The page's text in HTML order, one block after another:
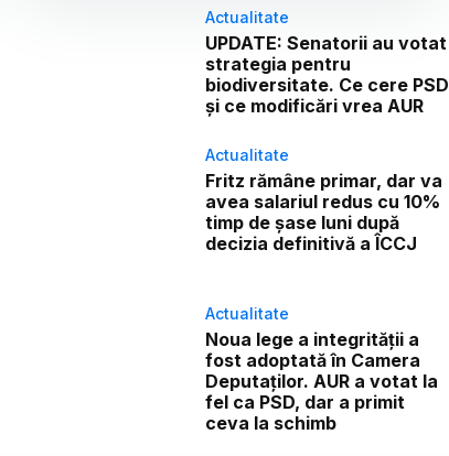
Actualitate
UPDATE: Senatorii au votat
strategia pentru
biodiversitate. Ce cere PSD
și ce modificări vrea AUR
Actualitate
Fritz rămâne primar, dar va
avea salariul redus cu 10%
timp de șase luni după
decizia definitivă a ÎCCJ
Actualitate
Noua lege a integrității a
fost adoptată în Camera
Deputaților. AUR a votat la
fel ca PSD, dar a primit
ceva la schimb